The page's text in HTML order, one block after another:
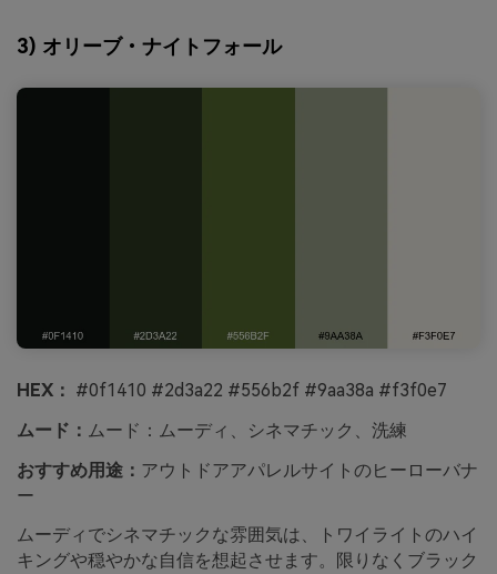
3) オリーブ・ナイトフォール
HEX： #0f1410 #2d3a22 #556b2f #9aa38a #f3f0e7
ムード： ムード：ムーディ、シネマチック、洗練
おすすめ用途： アウトドアアパレルサイトのヒーローバナ
ー
ムーディでシネマチックな雰囲気は、トワイライトのハイ
キングや穏やかな自信を想起させます。限りなくブラック